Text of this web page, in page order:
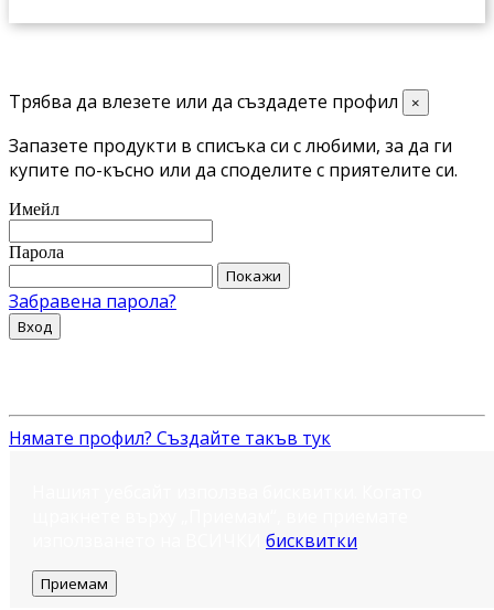
Трябва да влезете или да създадете профил ×
Запазете продукти в списъка си с любими, за да ги
купите по-късно или да споделите с приятелите си.
Имейл
Парола
Покажи
Забравена парола?
Вход
Нямате профил? Създайте такъв тук
бисквитки
Приемам